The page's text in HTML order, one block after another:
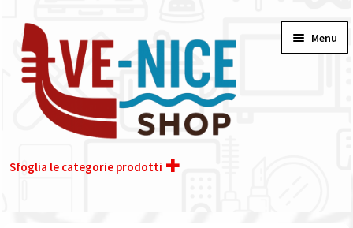
alla
navigazione
contenuto
Menu
Sfoglia le categorie prodotti